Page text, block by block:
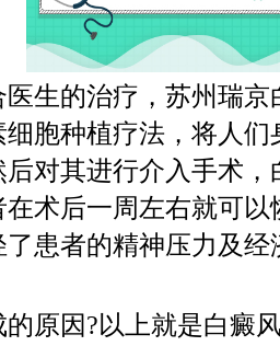
生的治疗，苏州瑞
胞种植疗法，将人
对其进行介入手术
术后一周左右就可
患者的精神压力及
原因?以上就是白癜